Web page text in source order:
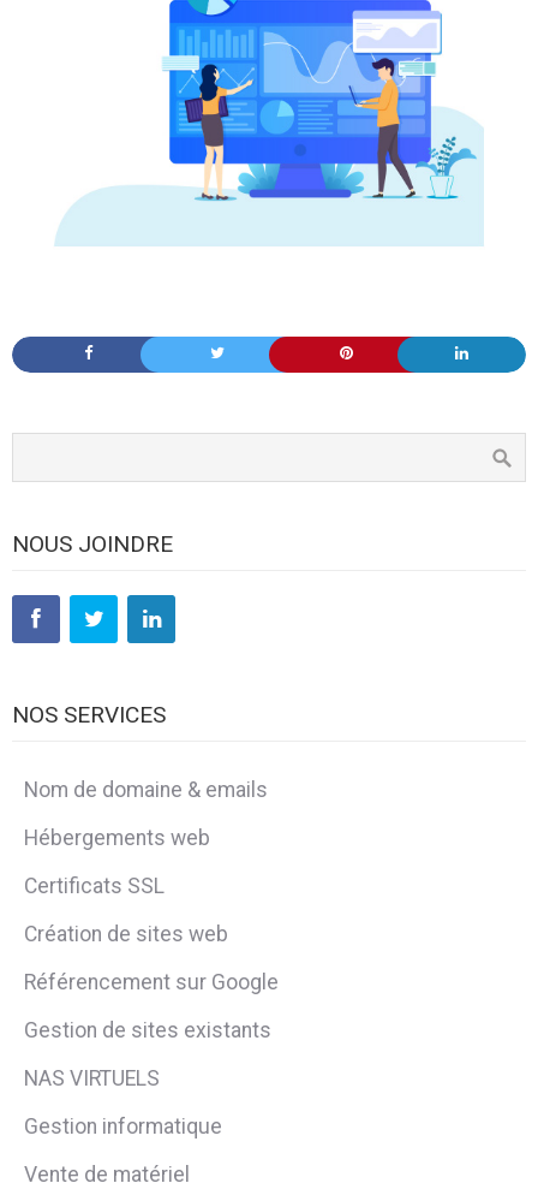
NOUS JOINDRE
NOS SERVICES
Nom de domaine & emails
Hébergements web
Certificats SSL
Création de sites web
Référencement sur Google
Gestion de sites existants
NAS VIRTUELS
Gestion informatique
Vente de matériel